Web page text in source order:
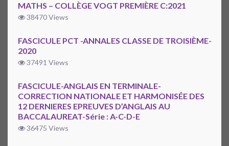
MATHS – COLLÈGE VOGT PREMIÈRE C:2021
38470 Views
FASCICULE PCT -ANNALES CLASSE DE TROISIÈME-
2020
37491 Views
FASCICULE-ANGLAIS EN TERMINALE-
CORRECTION NATIONALE ET HARMONISÉE DES
12 DERNIERES EPREUVES D’ANGLAIS AU
BACCALAUREAT-Série : A-C-D-E
36475 Views